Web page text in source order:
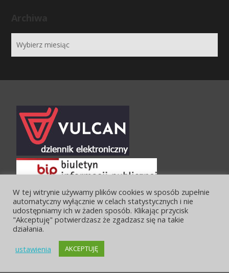
W tej witrynie używamy plików cookies w sposób zupełnie
automatyczny wyłącznie w celach statystycznych i nie
udostępniamy ich w żaden sposób. Klikając przycisk
"Akceptuję" potwierdzasz że zgadzasz się na takie
działania.
ustawienia
AKCEPTUJĘ